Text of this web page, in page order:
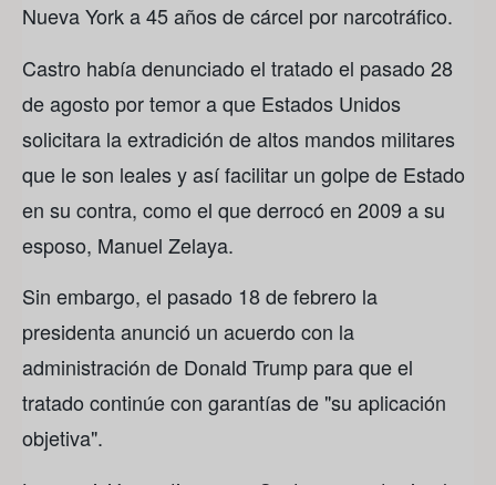
Nueva York a 45 años de cárcel por narcotráfico.
Castro había denunciado el tratado el pasado 28
de agosto por temor a que Estados Unidos
solicitara la extradición de altos mandos militares
que le son leales y así facilitar un golpe de Estado
en su contra, como el que derrocó en 2009 a su
esposo, Manuel Zelaya.
Sin embargo, el pasado 18 de febrero la
presidenta anunció un acuerdo con la
administración de Donald Trump para que el
tratado continúe con garantías de "su aplicación
objetiva".